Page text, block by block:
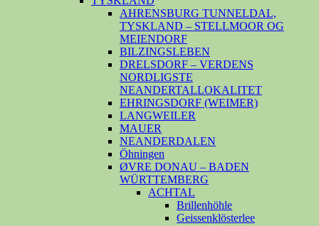
AHRENSBURG TUNNELDAL,
TYSKLAND – STELLMOOR OG
MEIENDORF
BILZINGSLEBEN
DRELSDORF – VERDENS
NORDLIGSTE
NEANDERTALLOKALITET
EHRINGSDORF (WEIMER)
LANGWEILER
MAUER
NEANDERDALEN
Öhningen
ØVRE DONAU – BADEN
WÜRTTEMBERG
ACHTAL
Brillenhöhle
Geissenklösterlee